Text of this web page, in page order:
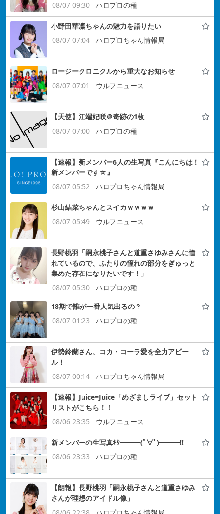
08/07 09:30
ハロプロの種
小野田華凛ちゃんの魅力を語りたい
08/07 07:04
ハロプロちゃん情報局
ロージークロニクルから重大なお知らせ
08/07 07:01
ウルフニュース
【天使】江端妃咲＠奇跡の1枚
08/07 07:00
ハロプロの種
【速報】新メンバー6人の生写真『こんにちは！
新メンバーです☆』
08/07 05:52
ハロプロちゃん情報局
杉山結菜ちゃんとスイカｗｗｗｗ
08/07 05:49
ウルフニュース
長野桃羽「嗣永桃子さんと道重さゆみさんに憧
れているので、ふたりの憧れの部分をぎゅっと
集めた存在になりたいです！」
08/07 05:30
ハロプロの種
18期で誰が一番人気出るの？
08/07 01:23
ハロプロの種
伊勢鈴蘭さん、コカ・コーラ愛を全力アピー
ル！
08/07 00:14
ハロプロちゃん情報局
【速報】Juice=Juice「めざましライブ」セット
リストがこちら！！
08/06 23:35
ウルフニュース
新メンバーの生写真ｷﾀ━━━(ﾟ∀ﾟ)━━━!!
08/06 23:33
ハロプロの種
【朗報】長野桃羽「嗣永桃子さんと道重さゆみ
さんが理想のアイドル像」